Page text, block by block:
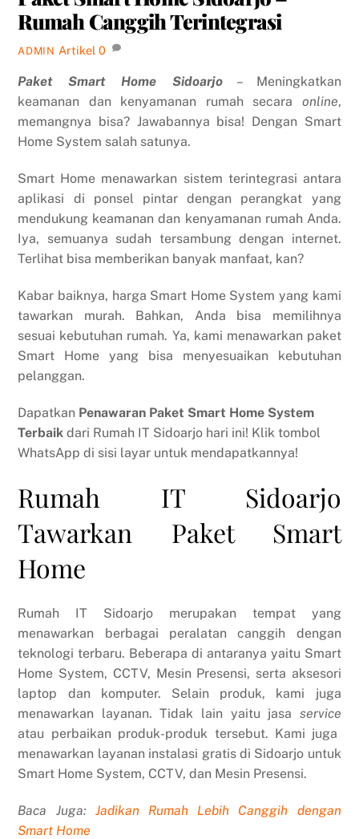
Rumah Canggih Terintegrasi
ADMIN Artikel 0
Paket Smart Home Sidoarjo– Meningkatkan
keamanan dan kenyamanan rumah secara online,
memangnya bisa? Jawabannya bisa! Dengan Smart
Home System salah satunya.
Smart Home menawarkan sistem terintegrasi antara
aplikasi di ponsel pintar dengan perangkat yang
mendukung keamanan dan kenyamanan rumah Anda.
Iya, semuanya sudah tersambung dengan internet.
Terlihat bisa memberikan banyak manfaat, kan?
Kabar baiknya, harga Smart Home System yang kami
tawarkan murah. Bahkan, Anda bisa memilihnya
sesuai kebutuhan rumah. Ya, kami menawarkan paket
Smart Home yang bisa menyesuaikan kebutuhan
pelanggan.
Dapatkan Penawaran Paket Smart Home System
Terbaik dari Rumah IT Sidoarjo hari ini! Klik tombol
WhatsApp di sisi layar untuk mendapatkannya!
Rumah IT Sidoarjo
Tawarkan Paket Smart
Home
Rumah IT Sidoarjo merupakan tempat yang
menawarkan berbagai peralatan canggih dengan
teknologi terbaru. Beberapa di antaranya yaitu Smart
Home System, CCTV, Mesin Presensi, serta aksesori
laptop dan komputer. Selain produk, kami juga
menawarkan layanan. Tidak lain yaitu jasa service
atau perbaikan produk-produk tersebut. Kami juga
menawarkan layanan instalasi gratis di Sidoarjo untuk
Smart Home System, CCTV, dan Mesin Presensi.
Baca Juga: Jadikan Rumah Lebih Canggih dengan
Smart Home